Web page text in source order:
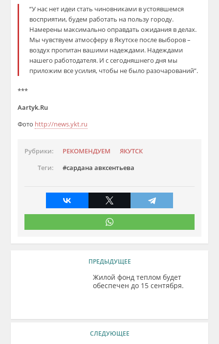
“У нас нет идеи стать чиновниками в устоявшемся
восприятии, будем работать на пользу городу.
Намерены максимально оправдать ожидания в делах.
Мы чувствуем атмосферу в Якутске после выборов –
воздух пропитан вашими надеждами. Надеждами
нашего работодателя. И с сегодняшнего дня мы
приложим все усилия, чтобы не было разочарований”.
***
Aartyk.Ru
Фото http://news.ykt.ru
Рубрики: РЕКОМЕНДУЕМ
ЯКУТСК
Теги:
сардана авксентьева
ПРЕДЫДУЩЕЕ
Жилой фонд теплом будет
обеспечен до 15 сентября.
СЛЕДУЮЩЕЕ